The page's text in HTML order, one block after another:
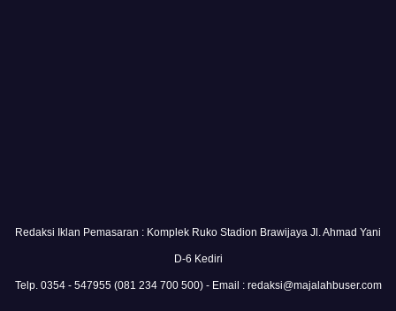
Redaksi Iklan Pemasaran : Komplek Ruko Stadion Brawijaya Jl. Ahmad Yani
D-6 Kediri
Telp. 0354 - 547955 (081 234 700 500) - Email : redaksi@majalahbuser.com